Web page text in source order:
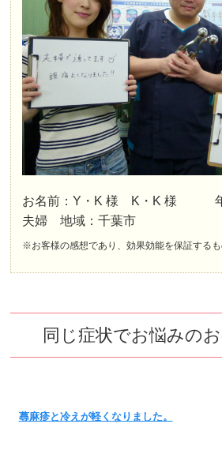
お名前：Y・K 様 K・K 様
夫婦 地域：千葉市
※お客様の感想であり、効果効能を保証するも
同じ症状でお悩みの
蕁麻疹と冷えが軽くなりました。